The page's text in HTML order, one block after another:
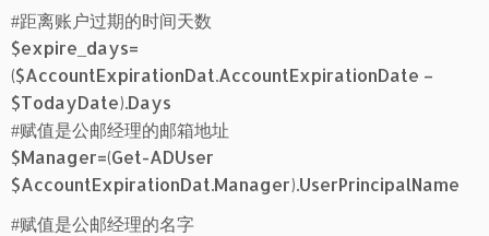
#距离账户过期的时间天数
$expire_days=
($AccountExpirationDat.AccountExpirationDate –
$TodayDate).Days
#赋值是公邮经理的邮箱地址
$Manager=(Get-ADUser
$AccountExpirationDat.Manager).UserPrincipalName
#赋值是公邮经理的名字